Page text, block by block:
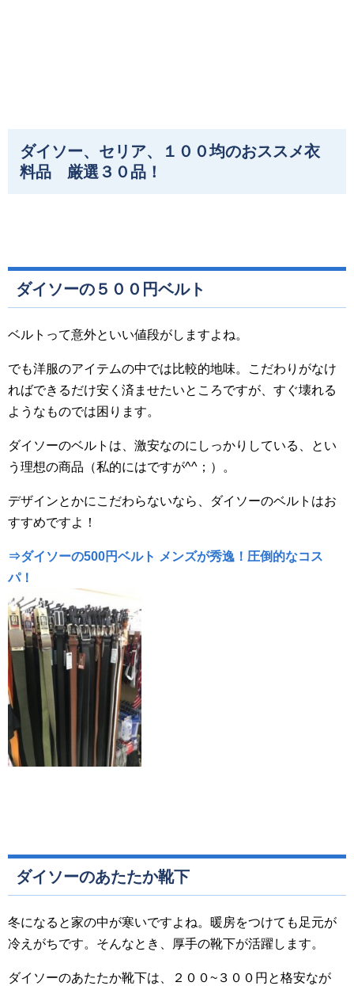
ダイソー、セリア、１００均のおススメ衣
料品 厳選３０品！
ダイソーの５００円ベルト
ベルトって意外といい値段がしますよね。
でも洋服のアイテムの中では比較的地味。こだわりがなけ
ればできるだけ安く済ませたいところですが、すぐ壊れる
ようなものでは困ります。
ダイソーのベルトは、激安なのにしっかりしている、とい
う理想の商品（私的にはですが^^；）。
デザインとかにこだわらないなら、ダイソーのベルトはお
すすめですよ！
⇒ダイソーの500円ベルト メンズが秀逸！圧倒的なコス
パ！
ダイソーのあたたか靴下
冬になると家の中が寒いですよね。暖房をつけても足元が
冷えがちです。そんなとき、厚手の靴下が活躍します。
ダイソーのあたたか靴下は、２００~３００円と格安なが